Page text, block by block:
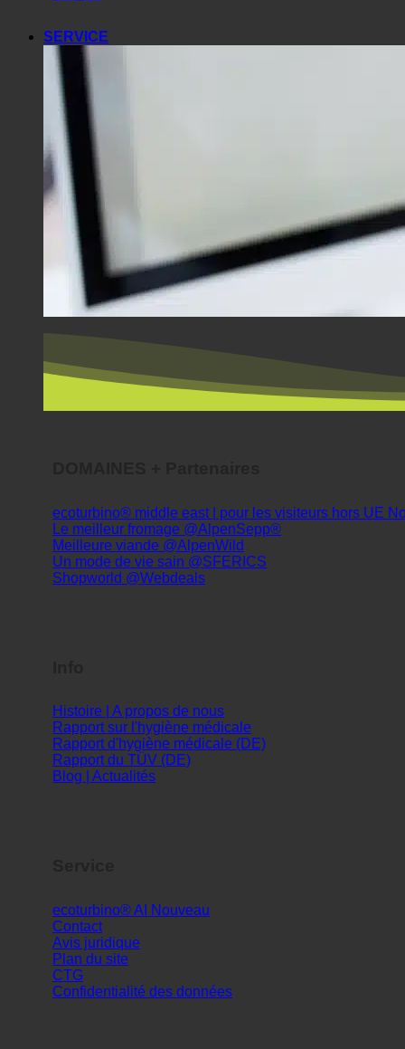
SERVICE
ecoturbino® middle east | pour les visiteurs hors UE
Le meilleur fromage @AlpenSepp®
Meilleure viande @AlpenWild
Un mode de vie sain @SFERICS
Shopworld @Webdeals
Histoire | A propos de nous
Rapport sur l'hygiène médicale
Rapport d'hygiène médicale (DE)
Rapport du TÜV (DE)
Blog | Actualités
ecoturbino® AI
Contact
Avis juridique
Plan du site
CTG
Confidentialité des données